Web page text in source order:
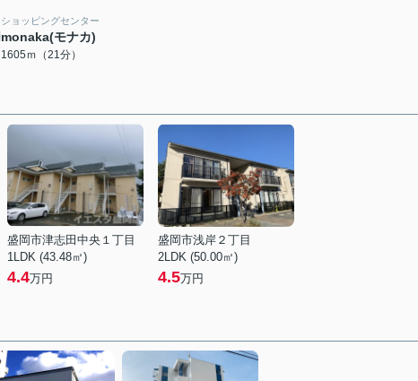
ショッピングセンター
monaka(モナカ)
1605ｍ（21分）
盛岡市津志田中央１丁目
1LDK (43.48㎡)
4.4万円
盛岡市浅岸２丁目
2LDK (50.00㎡)
4.5万円